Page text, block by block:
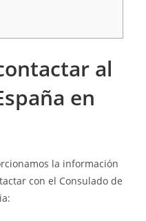
al
en
la información
con el Consulado de